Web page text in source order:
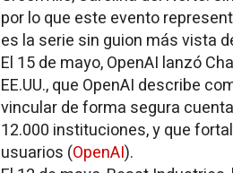
por lo que este evento
es la serie sin guion más vista
El 15 de mayo, OpenAI lanzó
EE.UU., que OpenAI describe
vincular de forma segura
12.000 instituciones, y que
usuarios (OpenAI).